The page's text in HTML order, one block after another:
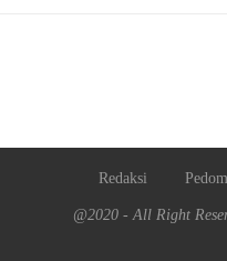
Redaksi
@2020 - All Right